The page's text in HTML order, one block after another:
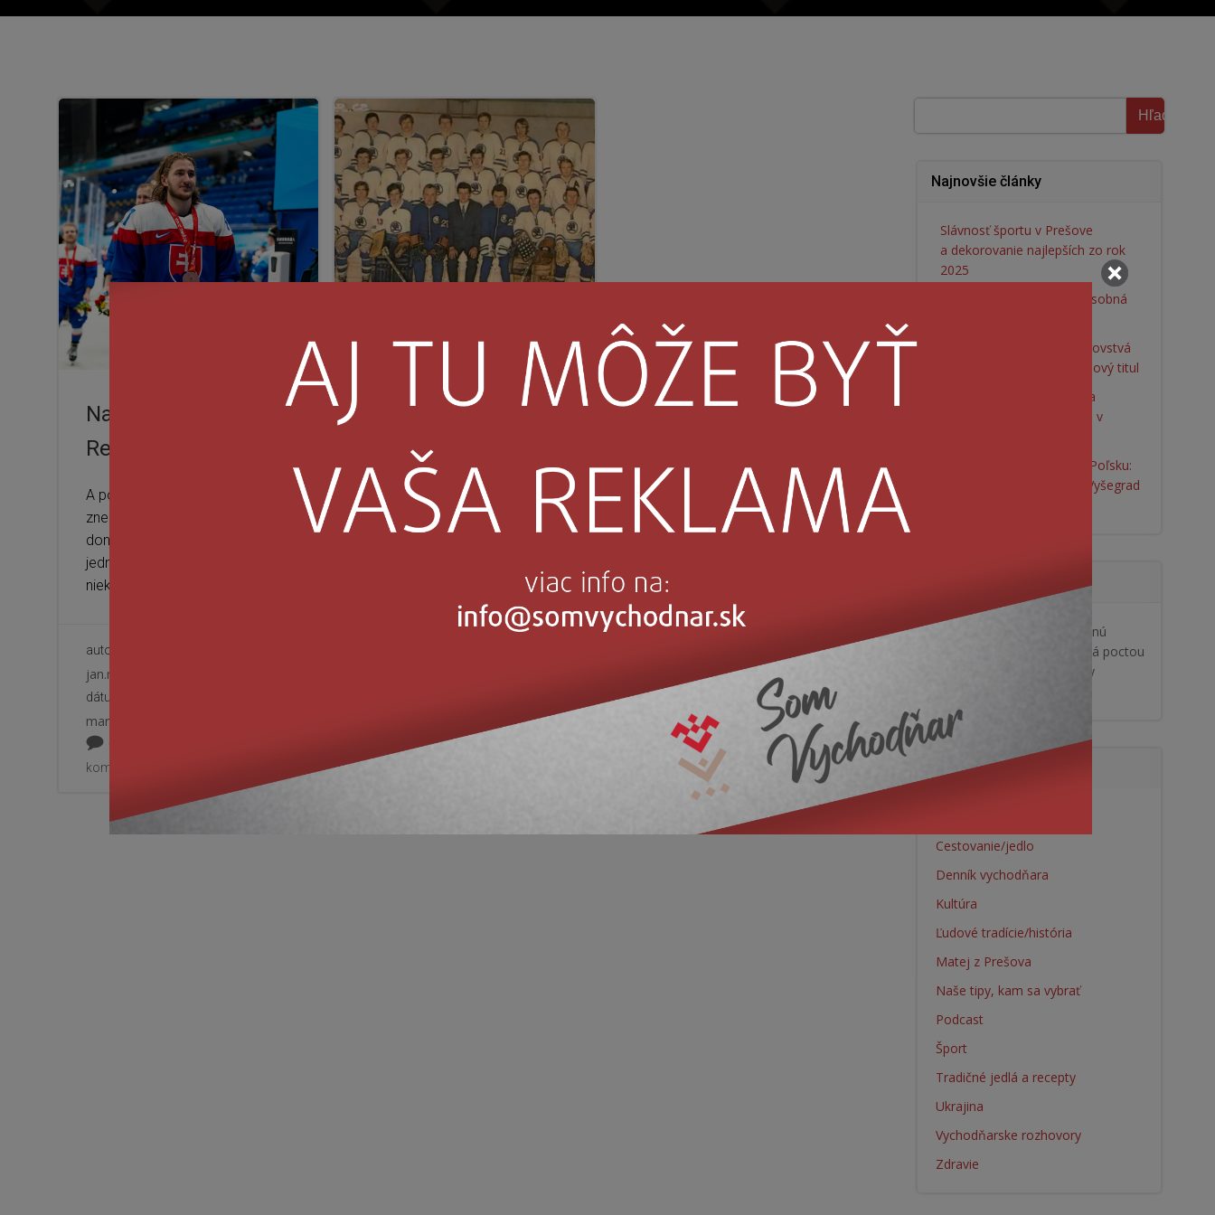
Na vine je aj tak
Regenda
A pokojne by som mohol nad
znením titulku trvať – a to
donekonečna. O čo tu ide? Nuž,
jednoducho o mentálnu výbavu
niektorých […]
autor
jan.mirola
dátum
mar 10
komentáre
Moja navždy
nezodpovedaná
otázka
Šport je vášeň, šport je záľuba,
0
čítaj viac
Hľadať
Najnovšie články
Slávnosť športu v Prešove
a dekorovanie najlepších zo rok
2025
Diana Mariňáková dvojnásobná
AWK Prešov vyhral majstrovstvá
Slovenska a získal 11. klubový titul
AWK Prešov dominoval na
Majstrovstvách Slovenska v
AWK Prešov triumfoval v Poľsku:
Slovensko ovládlo Junior Vyšegrad
BOHEMIA SPIEVA: Koncertnú
sezónu otvorí Viki Olejárová poctou
Krylovi - Vranovské novinky
Kategórie
Cestovanie/jedlo
Denník vychodňara
Kultúra
Ľudové tradície/história
Matej z Prešova
Naše tipy, kam sa vybrať
Podcast
Šport
Tradičné jedlá a recepty
Ukrajina
Vychodňarske rozhovory
Zdravie